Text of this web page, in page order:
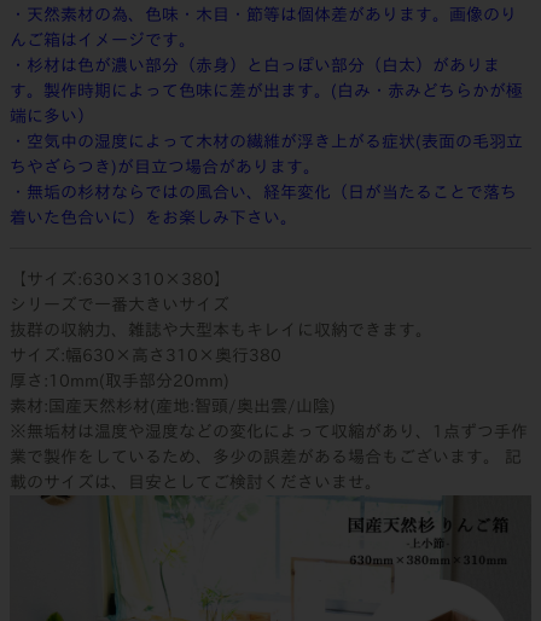
・天然素材の為、色味・木目・節等は個体差があります。画像のり
んご箱はイメージです。
・杉材は色が濃い部分（赤身）と白っぽい部分（白太）がありま
す。製作時期によって色味に差が出ます。(白み・赤みどちらかが極
端に多い）
・空気中の湿度によって木材の繊維が浮き上がる症状(表面の毛羽立
ちやざらつき)が目立つ場合があります。
・無垢の杉材ならではの風合い、経年変化（日が当たることで落ち
着いた色合いに）をお楽しみ下さい。
【サイズ:630×310×380】
シリーズで一番大きいサイズ
抜群の収納力、雑誌や大型本もキレイに収納できます。
サイズ:幅630×高さ310×奥行380
厚さ:10mm(取手部分20mm)
素材:国産天然杉材(産地:智頭/奥出雲/山陰)
※無垢材は温度や湿度などの変化によって収縮があり、1点ずつ手作
業で製作をしているため、多少の誤差がある場合もございます。 記
載のサイズは、目安としてご検討くださいませ。